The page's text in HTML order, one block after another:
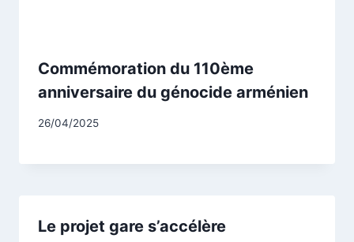
Commémoration du 110ème
anniversaire du génocide arménien
Par
26/04/2025
Le projet gare s’accélère